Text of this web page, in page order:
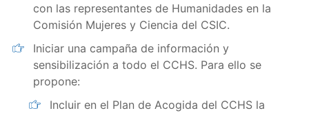
con las representantes de Humanidades en la
Comisión Mujeres y Ciencia del CSIC.
Iniciar una campaña de información y
sensibilización a todo el CCHS. Para ello se
propone:
Incluir en el Plan de Acogida del CCHS la